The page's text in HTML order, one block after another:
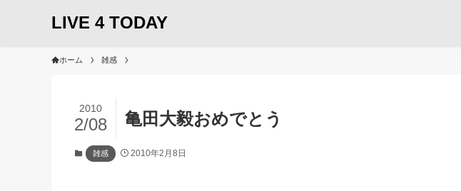
LIVE 4 TODAY
ホーム 雑感
亀田大毅おめでとう
2010
2/08
雑感 2010年2月8日